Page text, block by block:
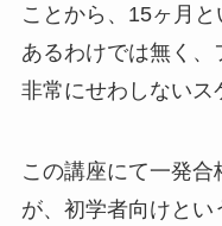
ことから、15ヶ月
あるわけでは無く、
非常にせわしないス
この講座にて一発合
が、初学者向けとい